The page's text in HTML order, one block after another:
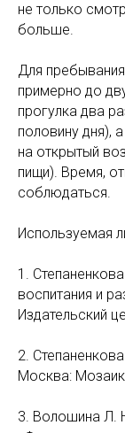
не только
больше.
Для
примерно до
прогулка два
половину дня),
на открытый
пищи). Время,
соблюдаться.
Используемая
1.
воспитания и
Издательский
2.
Москва:
3. Волошина Л.